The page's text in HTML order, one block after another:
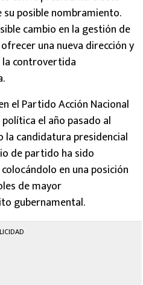
su posible nombramiento.
cambio en la gestión de
una nueva dirección y
controvertida
el Partido Acción Nacional
el año pasado al
la candidatura presidencial
de partido ha sido
en una posición
de mayor
gubernamental.